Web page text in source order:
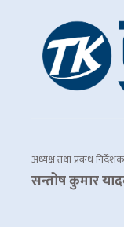
अध्यक्ष तथा प्रबन्ध
सन्तोष कुमार